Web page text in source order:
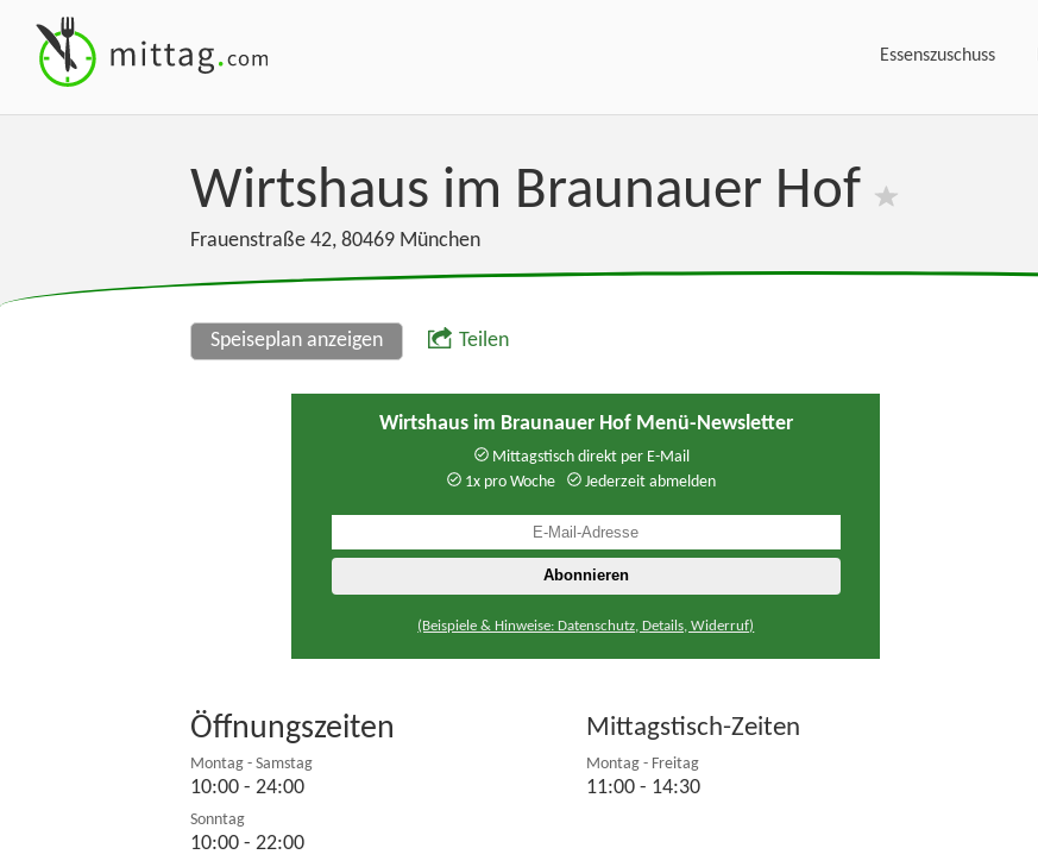
Essenszuschuss
Wirtshaus im Braunauer Hof
Frauenstraße 42, 80469 München
Speiseplan anzeigen Teilen
Wirtshaus im Braunauer Hof Menü-Newsletter
Mittagstisch direkt per E-Mail
1x pro Woche
Jederzeit abmelden
(Beispiele & Hinweise: Datenschutz, Details, Widerruf)
Öffnungszeiten
Montag - Samstag
10:00 - 24:00
Sonntag
10:00 - 22:00
Mittagstisch-Zeiten
Montag - Freitag
11:00 - 14:30